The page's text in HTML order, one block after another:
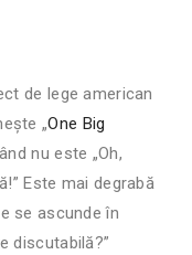
de lege american
„One Big
nu este „Oh,
Este mai degrabă
se ascunde în
discutabilă?”